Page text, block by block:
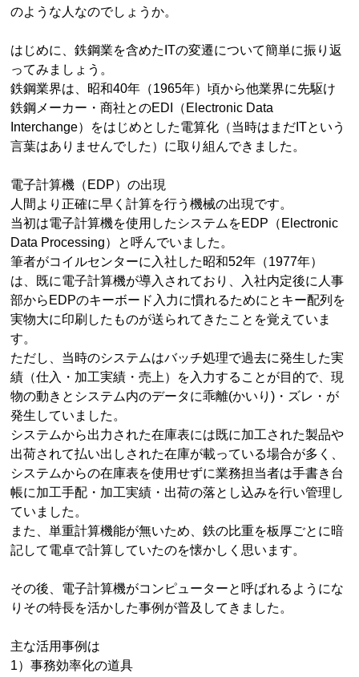
のような人なのでしょうか。
はじめに、鉄鋼業を含めたITの変遷について簡単に振り返
ってみましょう。
鉄鋼業界は、昭和40年（1965年）頃から他業界に先駆け
鉄鋼メーカー・商社とのEDI（Electronic Data
Interchange）をはじめとした電算化（当時はまだITという
言葉はありませんでした）に取り組んできました。
電子計算機（EDP）の出現
人間より正確に早く計算を行う機械の出現です。
当初は電子計算機を使用したシステムをEDP（Electronic
Data Processing）と呼んでいました。
筆者がコイルセンターに入社した昭和52年（1977年）
は、既に電子計算機が導入されており、入社内定後に人事
部からEDPのキーボード入力に慣れるためにとキー配列を
実物大に印刷したものが送られてきたことを覚えていま
す。
ただし、当時のシステムはバッチ処理で過去に発生した実
績（仕入・加工実績・売上）を入力することが目的で、現
物の動きとシステム内のデータに乖離(かいり)・ズレ・が
発生していました。
システムから出力された在庫表には既に加工された製品や
出荷されて払い出しされた在庫が載っている場合が多く、
システムからの在庫表を使用せずに業務担当者は手書き台
帳に加工手配・加工実績・出荷の落とし込みを行い管理し
ていました。
また、単重計算機能が無いため、鉄の比重を板厚ごとに暗
記して電卓で計算していたのを懐かしく思います。
その後、電子計算機がコンピューターと呼ばれるようにな
りその特長を活かした事例が普及してきました。
主な活用事例は
1）事務効率化の道具